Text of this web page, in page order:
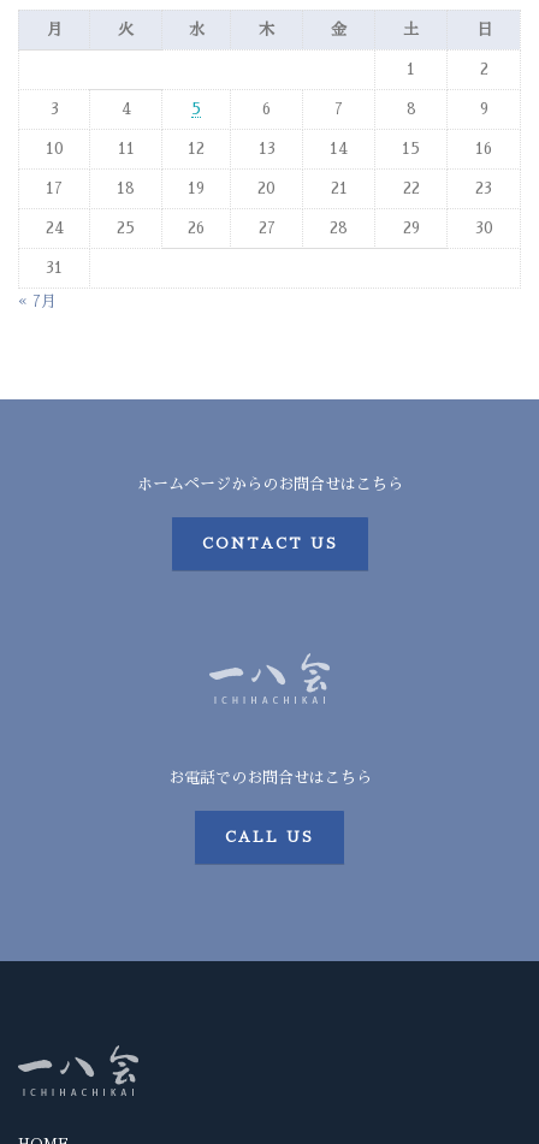
月 火 水 木 金 土 日
1 2
3 4 5 6 7 8 9
10 11 12 13 14 15 16
17 18 19 20 21 22 23
24 25 26 27 28 29 30
31
« 7月
ホームページからのお問合せはこちら
CONTACT US
お電話でのお問合せはこちら
CALL US